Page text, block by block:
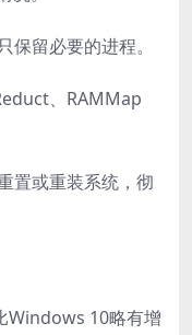
留必要的进程。
、RAMMap
置或重装系统，彻
Windows 10略有增